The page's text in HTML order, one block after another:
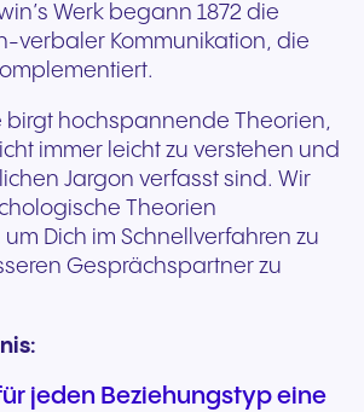
Werk begann 1872 die
verbaler Kommunikation, die
birgt hochspannende Theorien,
immer leicht zu verstehen und
Jargon verfasst sind. Wir
Theorien
Dich im Schnellverfahren zu
Gesprächspartner zu
jeden Beziehungstyp eine